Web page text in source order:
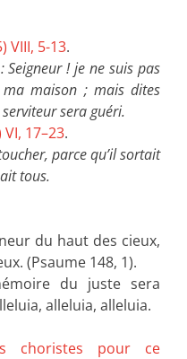
VIII, 5-13.
! je ne suis pas
maison ; mais dites
sera guéri.
VI, 17–23.
parce qu’il sortait
tous.
du haut des cieux,
(Psaume 148, 1).
du juste sera
alleluia, alleluia.
choristes pour ce